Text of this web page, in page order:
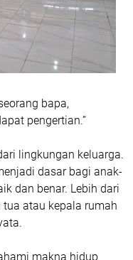
bapa,
pengertian.”
lingkungan keluarga.
dasar bagi anak-
dan benar. Lebih dari
atau kepala rumah
makna hidup